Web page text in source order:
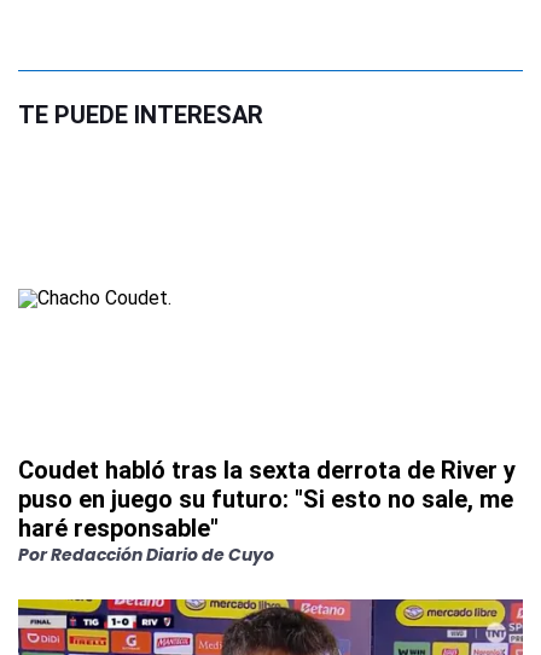
TE PUEDE INTERESAR
Coudet habló tras la sexta derrota de River y
puso en juego su futuro: "Si esto no sale, me
haré responsable"
PorRedacción Diario de Cuyo